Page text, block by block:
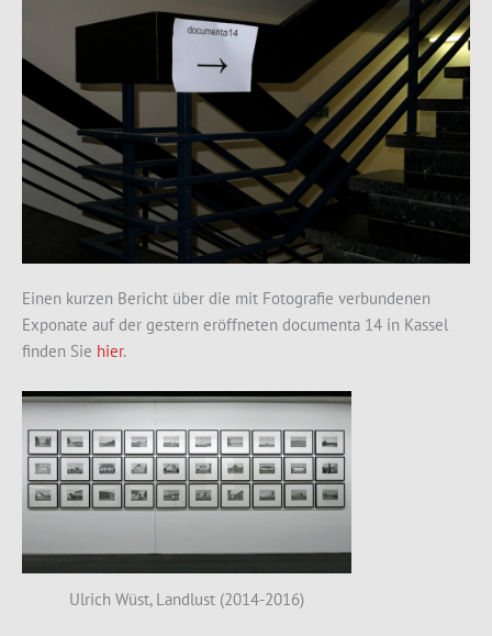
Einen kurzen Bericht über die mit Fotografie verbundenen
Exponate auf der gestern eröffneten documenta 14 in Kassel
finden Sie hier.
Ulrich Wüst, Landlust (2014-2016)